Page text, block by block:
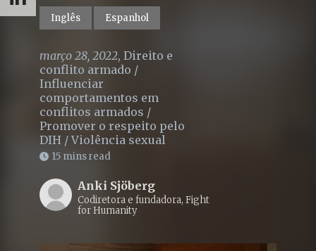
Inglês Espanhol
março 28, 2022, Direito e
conflito armado /
Influenciar
comportamentos em
conflitos armados /
Promover o respeito pelo
DIH /Violência sexual
15 mins read
Anki Sjöberg
Codiretora e fundadora, Fight
for Humanity